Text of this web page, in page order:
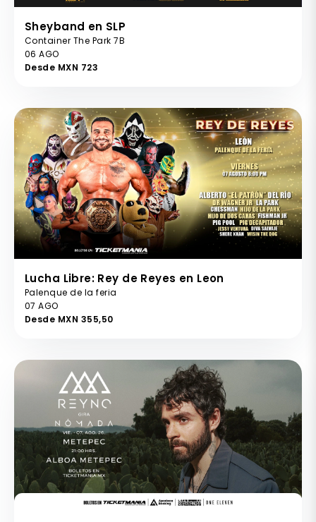
Sheyband en SLP
Container The Park 7B
06 AGO
Desde MXN 723
Lucha Libre: Rey de Reyes en Leon
Palenque de la feria
07 AGO
Desde MXN 355,50